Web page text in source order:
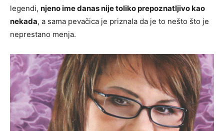
legendi, njeno ime danas nije toliko prepoznatljivo kao
nekada, a sama pevačica je priznala da je to nešto što je
neprestano menja.